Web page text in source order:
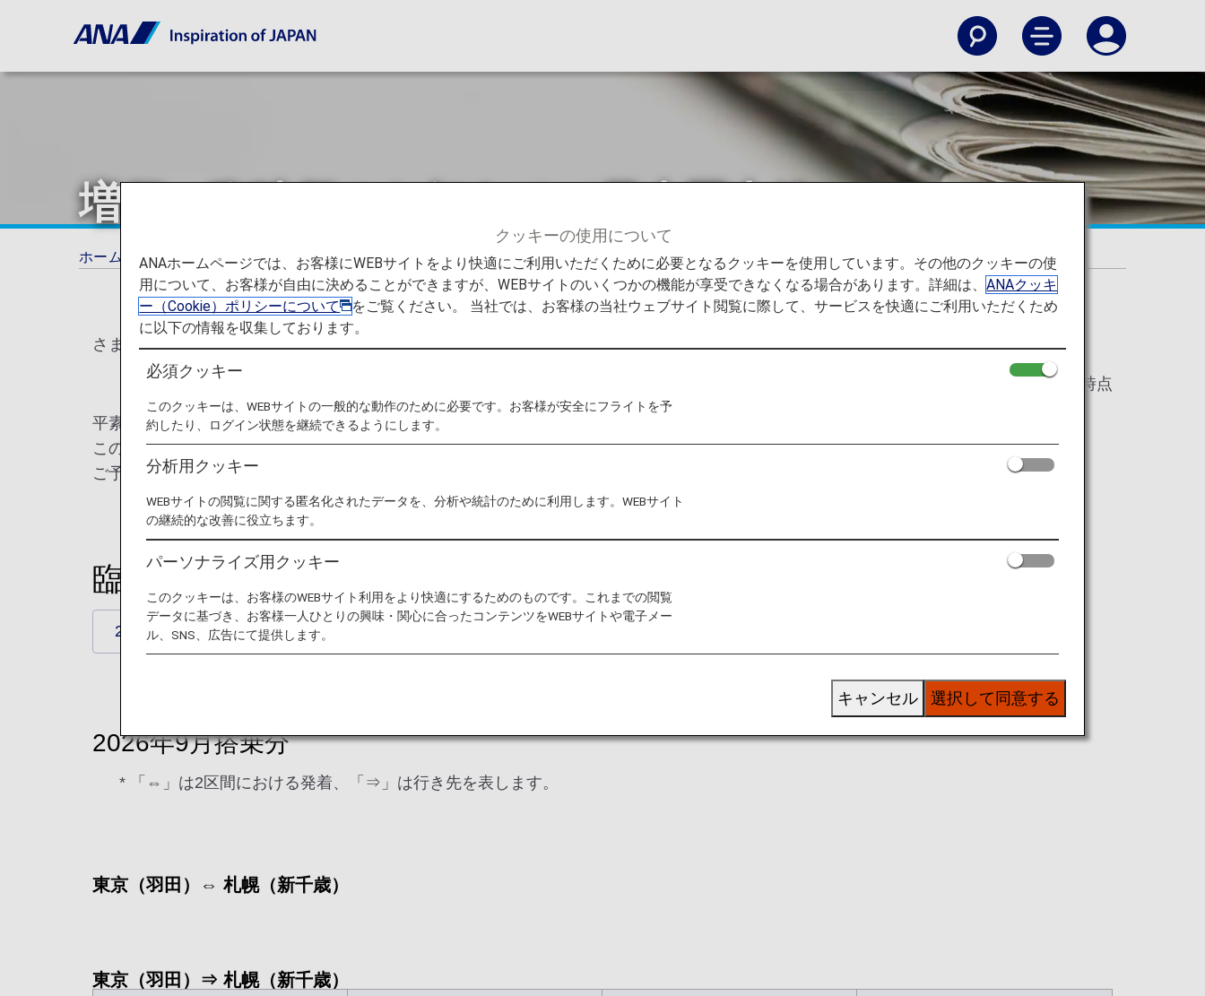
増便・臨時便のお知らせ（日本国内線）
ホーム ご利用ガイド 増便・臨時便のお知らせ（日本国内線）
さまざまな需要にお応えし、ANA日本国内線の増便・臨時便を設定いたしました。
2026年6月24日時点
平素よりANAをご利用いただき誠にありがとうございます。
このたび、2026年9月搭乗分の臨時便を運航することとなりました。
ご予約についてはANAウェブサイトにてお手続きいただけます。
臨時便路線
2026年9月搭乗分
2026年9月搭乗分
* 「⇔」は2区間における発着、「⇒」は行き先を表します。
東京（羽田）⇔ 札幌（新千歳）
東京（羽田）⇒ 札幌（新千歳）
クッキーの使用について
ANAホームページでは、お客様にWEBサイトをより快適にご利用いただくために必要となるクッキーを使用しています。その他のクッキーの使
用について、お客様が自由に決めることができますが、WEBサイトのいくつかの機能が享受できなくなる場合があります。詳細は、ANAクッキ
ー（Cookie）ポリシーについて
をご覧ください。 当社では、お客様の当社ウェブサイト閲覧に際して、サービスを快適にご利用いただくため
に以下の情報を収集しております。
必須クッキー
このクッキーは、WEBサイトの一般的な動作のために必要です。お客様が安全にフライトを予
約したり、ログイン状態を継続できるようにします。
分析用クッキー
WEBサイトの閲覧に関する匿名化されたデータを、分析や統計のために利用します。WEBサイト
の継続的な改善に役立ちます。
パーソナライズ用クッキー
このクッキーは、お客様のWEBサイト利用をより快適にするためのものです。これまでの閲覧
データに基づき、お客様一人ひとりの興味・関心に合ったコンテンツをWEBサイトや電子メー
ル、SNS、広告にて提供します。
選択して同意する
キャンセル